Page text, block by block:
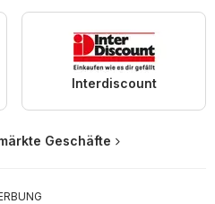
Interdiscount
Geschäfte